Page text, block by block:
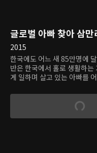
글로벌 아빠 찾아 삼만
2015
한국에도 어느 새 85만명에
반은 한국에서 홀로 생활하
게 일하며 살고 있는 아빠를
고 아이와 아빠의 만남에서